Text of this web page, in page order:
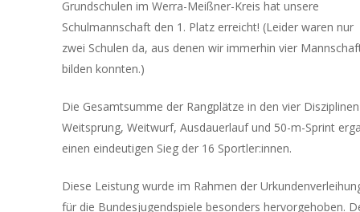
Grundschulen im Werra-Meißner-Kreis hat unsere
Schulmannschaft den 1. Platz erreicht! (Leider waren nur
zwei Schulen da, aus denen wir immerhin vier
bilden konnten.)
Die Gesamtsumme der Rangplätze in den vier Disziplinen
Weitsprung, Weitwurf, Ausdauerlauf und 50-m-Sprint
einen eindeutigen Sieg der 16 Sportler:innen.
Diese Leistung wurde im Rahmen der
für die Bundesjugendspiele besonders hervorgehoben.